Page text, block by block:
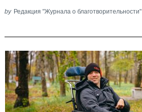
by Редакция "Журнала о благотворительности"